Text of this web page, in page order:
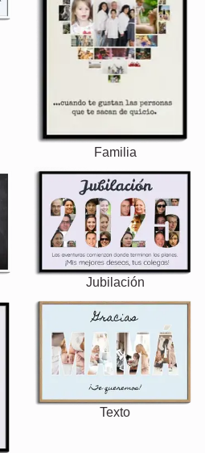
Familia
Jubilación
Texto